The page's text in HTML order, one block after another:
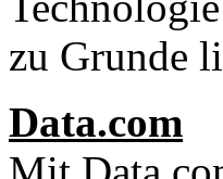
zu Grunde
Data.com